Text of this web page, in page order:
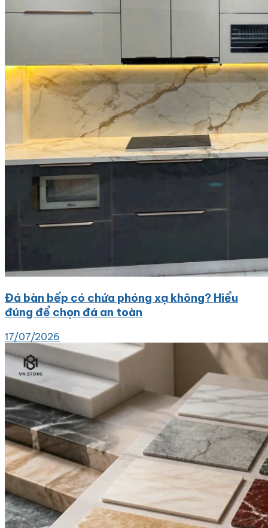
Đá bàn bếp có chứa phóng xạ không? Hiểu
đúng để chọn đá an toàn
17/07/2026